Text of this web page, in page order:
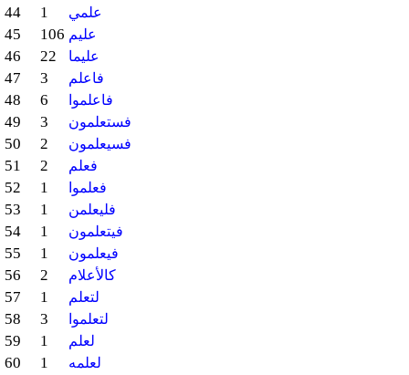
44 1 علمي
45 106 عليم
46 22 عليما
47 3 فاعلم
48 6 فاعلموا
49 3 فستعلمون
50 2 فسيعلمون
51 2 فعلم
52 1 فعلموا
53 1 فليعلمن
54 1 فيتعلمون
55 1 فيعلمون
56 2 كالأعلام
57 1 لتعلم
58 3 لتعلموا
59 1 لعلم
60 1 لعلمه